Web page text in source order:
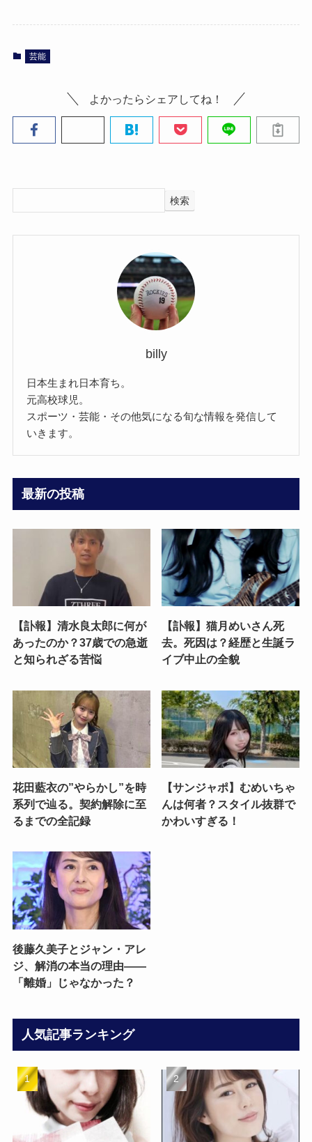
芸能
よかったらシェアしてね！
検索
billy
日本生まれ日本育ち。
元高校球児。
スポーツ・芸能・その他気になる旬な情報を発信して
いきます。
最新の投稿
【訃報】清水良太郎に何が
あったのか？37歳での急逝
と知られざる苦悩
【訃報】猫月めいさん死
去。死因は？経歴と生誕ラ
イブ中止の全貌
花田藍衣の”やらかし”を時
系列で辿る。契約解除に至
るまでの全記録
【サンジャポ】むめいちゃ
んは何者？スタイル抜群で
かわいすぎる！
後藤久美子とジャン・アレ
ジ、解消の本当の理由——
「離婚」じゃなかった？
人気記事ランキング